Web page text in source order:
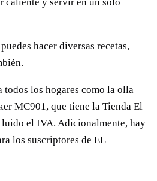
caliente y servir en un solo
hacer diversas recetas,
todos los hogares como la olla
MC901, que tiene la Tienda El
el IVA. Adicionalmente, hay
los suscriptores de EL